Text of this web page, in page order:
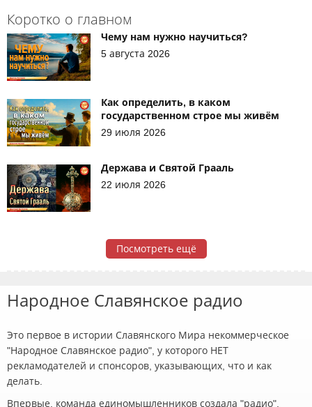
Коротко о главном
Чему нам нужно научиться?
5 августа 2026
Как определить, в каком
государственном строе мы живём
29 июля 2026
Держава и Святой Грааль
22 июля 2026
Посмотреть ещё
Народное Славянское радио
Это первое в истории Славянского Мира некоммерческое
"Народное Славянское радио", у которого НЕТ
рекламодателей и спонсоров, указывающих, что и как
делать.
Впервые, команда единомышленников создала "радио",